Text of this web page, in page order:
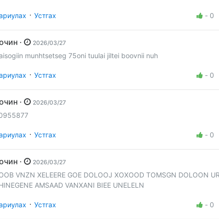
· Устгах - 0
Зочин · 2026/03/27
munhtsetseg 75oni tuulai jiltei boovnii nuh
· Устгах - 0
Зочин · 2026/03/27
· Устгах - 0
Зочин · 2026/03/27
VNZN XELEERE GOE DOLOOJ XOXOOD TOMSGN DOLOON
AMSAAD VANXANI BIEE UNELELN
· Устгах - 0